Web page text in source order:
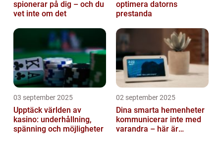
spionerar på dig – och du
vet inte om det
optimera datorns
prestanda
03 september 2025
Upptäck världen av
kasino: underhållning,
spänning och möjligheter
02 september 2025
Dina smarta hemenheter
kommunicerar inte med
varandra – här är